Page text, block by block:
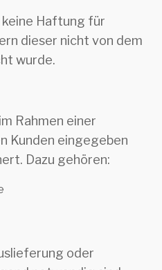
Haftung für
dieser nicht von dem
wurde.
Rahmen einer
Kunden eingegeben
Dazu gehören:
oder